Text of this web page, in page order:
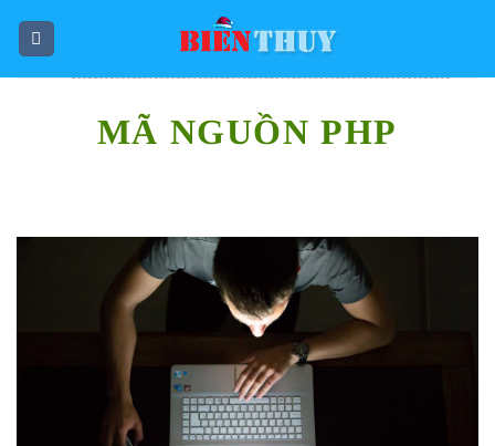
MÃ NGUỒN PHP